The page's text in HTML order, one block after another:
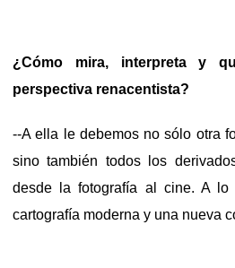
¿Cómo mira, interpreta y
perspectiva renacentista?
--A ella le debemos no sólo otra
sino también todos los
desde la fotografía al cine. A
cartografía moderna y una nueva